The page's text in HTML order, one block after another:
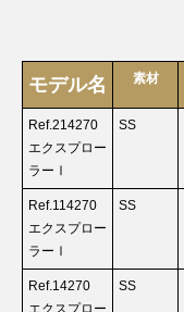
モデル名 素材
Ref.214270
エクスプロー
ラーⅠ
SS
Ref.114270
エクスプロー
ラーⅠ
SS
Ref.14270
SS